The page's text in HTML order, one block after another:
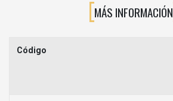
MÁS INFORMACIÓN
Código